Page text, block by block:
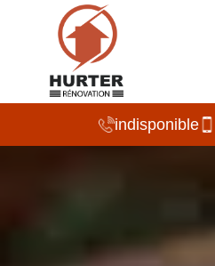
indisponible